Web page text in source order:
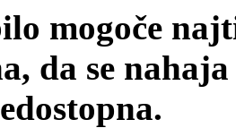
mogoče
da se